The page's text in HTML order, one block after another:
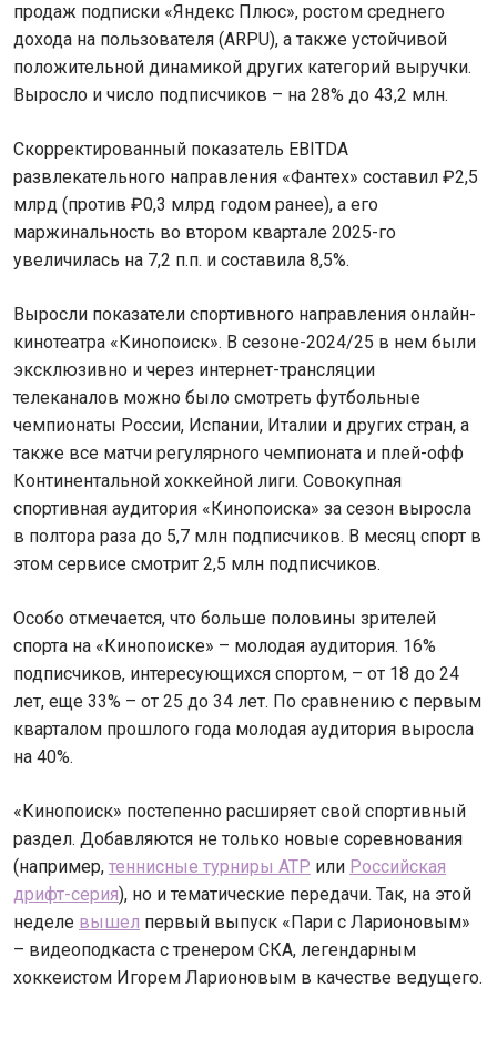
продаж подписки «Яндекс Плюс», ростом среднего
дохода на пользователя (ARPU), а также устойчивой
положительной динамикой других категорий выручки.
Выросло и число подписчиков – на 28% до 43,2 млн.
Скорректированный показатель EBITDA
развлекательного направления «Фантех» составил ₽2,5
млрд (против ₽0,3 млрд годом ранее), а его
маржинальность во втором квартале 2025-го
увеличилась на 7,2 п.п. и составила 8,5%.
Выросли показатели спортивного направления онлайн-
кинотеатра «Кинопоиск». В сезоне-2024/25 в нем были
эксклюзивно и через интернет-трансляции
телеканалов можно было смотреть футбольные
чемпионаты России, Испании, Италии и других стран, а
также все матчи регулярного чемпионата и плей-офф
Континентальной хоккейной лиги. Совокупная
спортивная аудитория «Кинопоиска» за сезон выросла
в полтора раза до 5,7 млн подписчиков. В месяц спорт в
этом сервисе смотрит 2,5 млн подписчиков.
Особо отмечается, что больше половины зрителей
спорта на «Кинопоиске» – молодая аудитория. 16%
подписчиков, интересующихся спортом, – от 18 до 24
лет, еще 33% – от 25 до 34 лет. По сравнению с первым
кварталом прошлого года молодая аудитория выросла
на 40%.
«Кинопоиск» постепенно расширяет свой спортивный
раздел. Добавляются не только новые соревнования
(например, теннисные турниры ATP или Российская
дрифт-серия), но и тематические передачи. Так, на этой
неделе вышел первый выпуск «Пари с Ларионовым»
– видеоподкаста с тренером СКА, легендарным
хоккеистом Игорем Ларионовым в качестве ведущего.